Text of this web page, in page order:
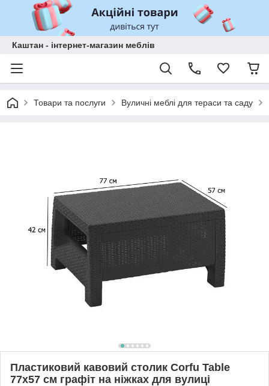
Каштан - інтернет-магазин меблів
Товари та послуги Вуличні меблі для тераси та саду
Пластиковий кавовий столик Corfu Table
77х57 см графіт на ніжках для вулиці